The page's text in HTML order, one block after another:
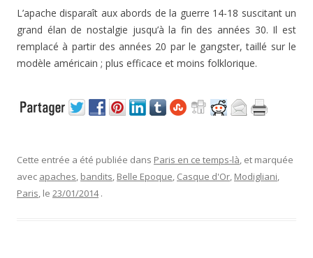
L’apache disparaît aux abords de la guerre 14-18 suscitant un
grand élan de nostalgie jusqu’à la fin des années 30. Il est
remplacé à partir des années 20 par le gangster, taillé sur le
modèle américain ; plus efficace et moins folklorique.
Cette entrée a été publiée dans Paris en ce temps-là, et marquée
avec apaches, bandits, Belle Epoque, Casque d'Or, Modigliani,
Paris, le 23/01/2014 .